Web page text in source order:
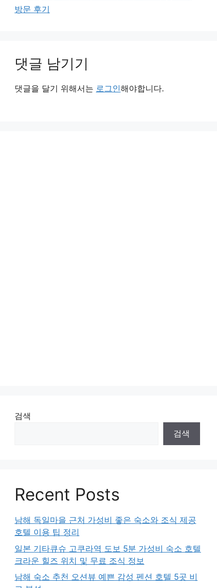
방문 후기
댓글 남기기
댓글을 달기 위해서는 로그인해야합니다.
검색
검색
Recent Posts
남해 독일마을 근처 가성비 좋은 숙소와 조식 제공
호텔 이용 팁 정리
일본 기타큐슈 고쿠라역 도보 5분 가성비 숙소 호텔
크라운 힐즈 위치 및 무료 조식 정보
남해 숙소 추천 오션뷰 예쁜 감성 펜션 호텔 5곳 비